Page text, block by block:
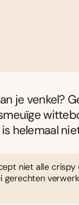
je venkel?
helemaal
niet alle crispy